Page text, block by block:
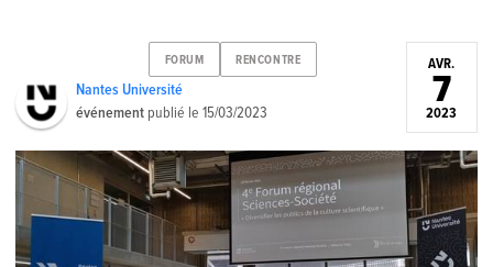
FORUM RENCONTRE
Nantes Université
événement publié le15/03/2023
AVR.
7
2023